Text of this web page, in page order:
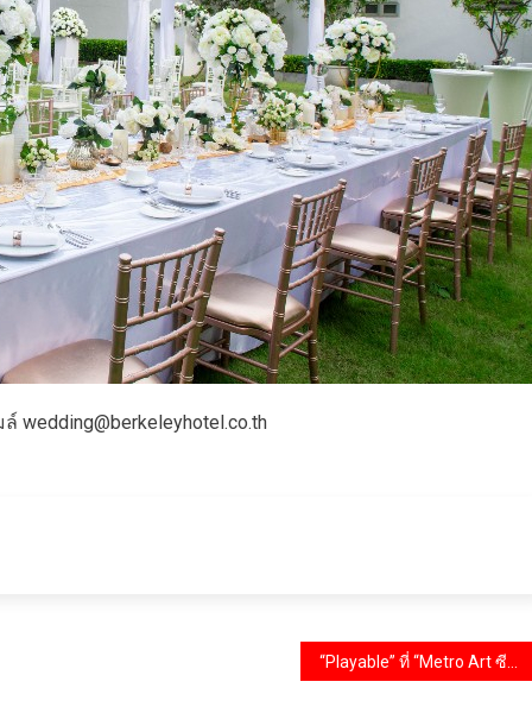
wedding@berkeleyhotel.co.th